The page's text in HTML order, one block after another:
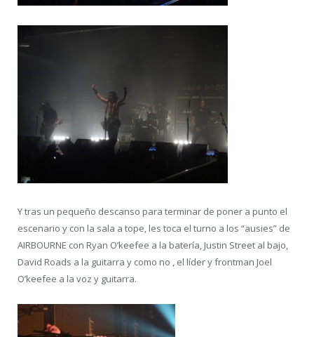
Y tras un pequeño descanso para terminar de poner a punto el
escenario y con la sala a tope, les toca el turno a los “ausies” de
AIRBOURNE con Ryan O’keefee a la batería, Justin Street al bajo,
David Roads a la guitarra y como no , el líder y frontman Joel
O’keefee a la voz y guitarra.